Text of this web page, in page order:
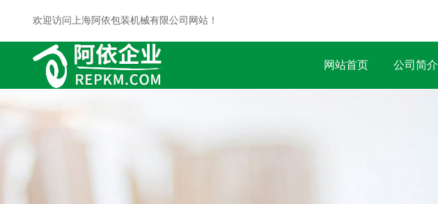
欢迎访问上海阿依包装机械有限公司网站！
网站首页 公司简介